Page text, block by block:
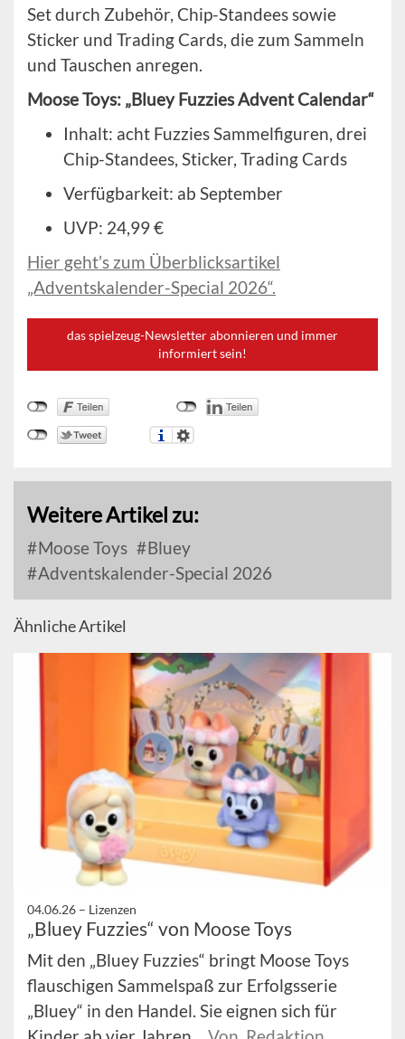
Set durch Zubehör, Chip-Standees sowie
Sticker und Trading Cards, die zum Sammeln
und Tauschen anregen.
Moose Toys: „Bluey Fuzzies Advent Calendar“
Inhalt: acht Fuzzies Sammelfiguren, drei
Chip-Standees, Sticker, Trading Cards
Verfügbarkeit: ab September
UVP: 24,99 €
Hier geht’s zum Überblicksartikel
„Adventskalender-Special 2026“.
das spielzeug-Newsletter abonnieren und immer
informiert sein!
Weitere Artikel zu:
Moose Toys
Bluey
Adventskalender-Special 2026
Ähnliche Artikel
04.06.26 – Lizenzen
„Bluey Fuzzies“ von Moose Toys
Mit den „Bluey Fuzzies“ bringt Moose Toys
flauschigen Sammelspaß zur Erfolgsserie
„Bluey“ in den Handel. Sie eignen sich für